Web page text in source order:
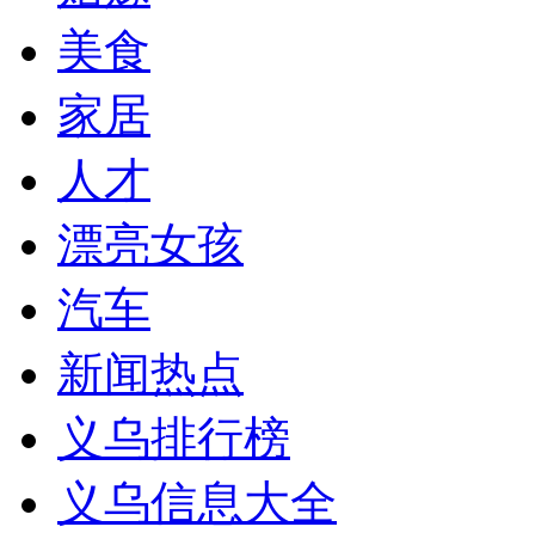
美食
家居
人才
漂亮女孩
汽车
新闻热点
义乌排行榜
义乌信息大全